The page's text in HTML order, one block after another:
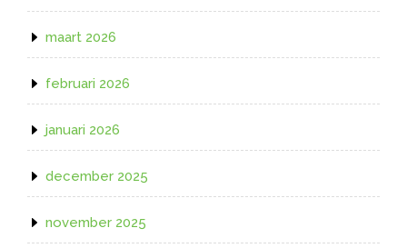
maart 2026
februari 2026
januari 2026
december 2025
november 2025